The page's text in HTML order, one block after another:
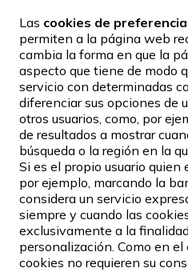
Las cookies de
permiten a la página web
cambia la forma en que la
aspecto que tiene de modo
servicio con determinadas
diferenciar sus opciones de
otros usuarios, como, por
de resultados a mostrar
búsqueda o la región en la
Si es el propio usuario quien
por ejemplo, marcando la
considera un servicio
siempre y cuando las
exclusivamente a la
personalización. Como en
cookies no requieren su